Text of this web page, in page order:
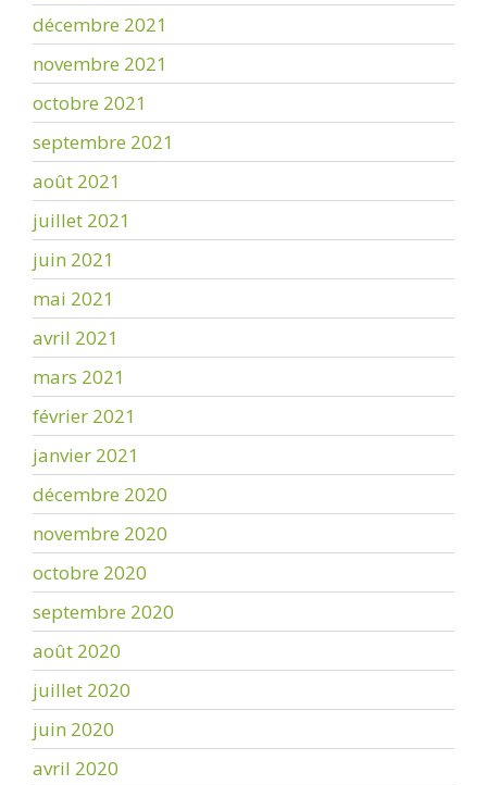
décembre 2021
novembre 2021
octobre 2021
septembre 2021
août 2021
juillet 2021
juin 2021
mai 2021
avril 2021
mars 2021
février 2021
janvier 2021
décembre 2020
novembre 2020
octobre 2020
septembre 2020
août 2020
juillet 2020
juin 2020
avril 2020